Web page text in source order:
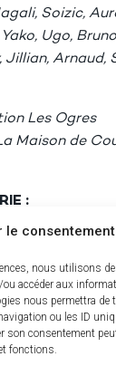
le consentement
nous utilisons
accéder aux
nous permettra de
ou les ID
son consentement
fonctions.
Soizic,
Ugo,
Arnaud,
Les Ogres
Maison de
:
de-
en partenariat
de